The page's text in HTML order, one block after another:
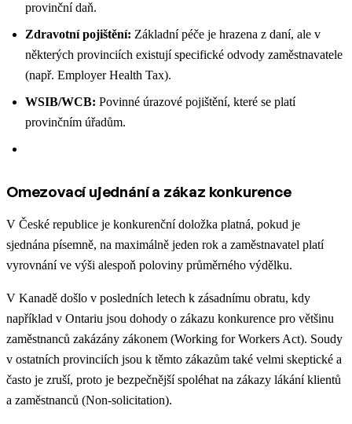
provinční daň.
Zdravotní pojištění: Základní péče je hrazena z daní, ale v
některých provinciích existují specifické odvody zaměstnavatele
(např. Employer Health Tax).
WSIB/WCB: Povinné úrazové pojištění, které se platí
provinčním úřadům.
Omezovací ujednání a zákaz konkurence
V České republice je konkurenční doložka platná, pokud je
sjednána písemně, na maximálně jeden rok a zaměstnavatel platí
vyrovnání ve výši alespoň poloviny průměrného výdělku.
V Kanadě došlo v posledních letech k zásadnímu obratu, kdy
například v Ontariu jsou dohody o zákazu konkurence pro většinu
zaměstnanců zakázány zákonem (Working for Workers Act). Soudy
v ostatních provinciích jsou k těmto zákazům také velmi skeptické a
často je zruší, proto je bezpečnější spoléhat na zákazy lákání klientů
a zaměstnanců (Non-solicitation).